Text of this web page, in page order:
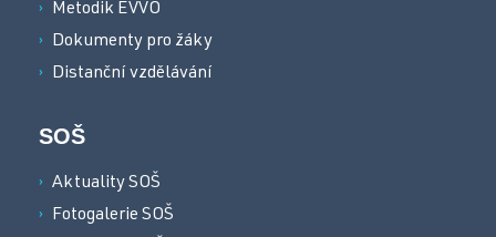
Metodik EVVO
Dokumenty pro žáky
Distanční vzdělávání
SOŠ
Aktuality SOŠ
Fotogalerie SOŠ